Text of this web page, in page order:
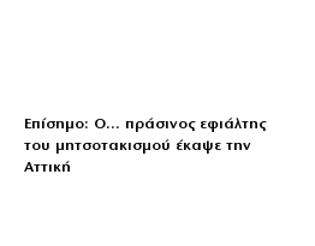
Επίσημο: Ο… πράσινος εφιάλτης
του μητσοτακισμού έκαψε την
Αττική